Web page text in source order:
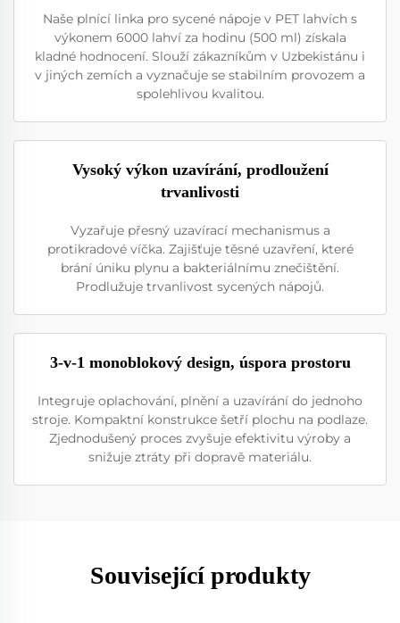
Naše plnící linka pro sycené nápoje v PET lahvích s
výkonem 6000 lahví za hodinu (500 ml) získala
kladné hodnocení. Slouží zákazníkům v Uzbekistánu i
v jiných zemích a vyznačuje se stabilním provozem a
spolehlivou kvalitou.
Vysoký výkon uzavírání, prodloužení
trvanlivosti
Vyzařuje přesný uzavírací mechanismus a
protikradové víčka. Zajišťuje těsné uzavření, které
brání úniku plynu a bakteriálnímu znečištění.
Prodlužuje trvanlivost sycených nápojů.
3-v-1 monoblokový design, úspora prostoru
Integruje oplachování, plnění a uzavírání do jednoho
stroje. Kompaktní konstrukce šetří plochu na podlaze.
Zjednodušený proces zvyšuje efektivitu výroby a
snižuje ztráty při dopravě materiálu.
Související produkty